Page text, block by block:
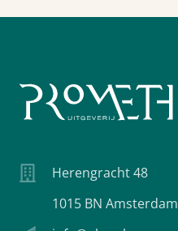
Herengracht 48
1015 BN Amsterdam